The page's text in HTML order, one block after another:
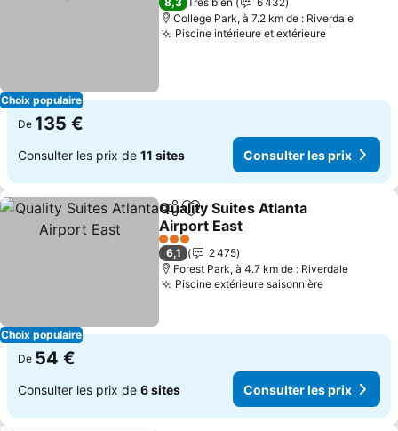
Choix populaire
College Park, à 7.2 km de : Riverdale
Piscine intérieure et extérieure
De 135 €
Consulter les prix de 11 sites Consulter les prix
Choix populaire
PartagerAjouter à mes favoris
Quality Suites Atlanta
Airport East
3 Étoiles
6,1
2 475
Forest Park, à 4.7 km de : Riverdale
Piscine extérieure saisonnière
De 54 €
Consulter les prix de 6 sites Consulter les prix